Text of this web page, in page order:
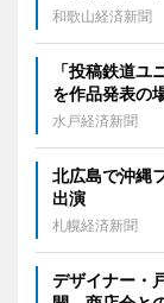
和歌山経済新聞
「投稿鉄道
を作品発表の
水戸経済新聞
北広島で沖縄
出演
札幌経済新聞
デザイナー・